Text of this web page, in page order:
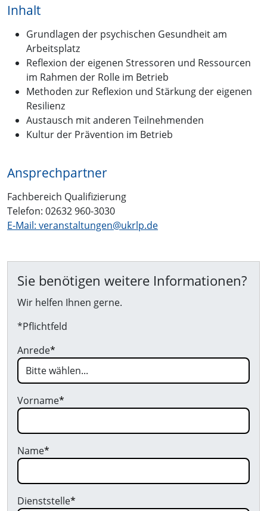
Inhalt
Grundlagen der psychischen Gesundheit am
Arbeitsplatz
Reflexion der eigenen Stressoren und Ressourcen
im Rahmen der Rolle im Betrieb
Methoden zur Reflexion und Stärkung der eigenen
Resilienz
Austausch mit anderen Teilnehmenden
Kultur der Prävention im Betrieb
Ansprechpartner
Fachbereich Qualifizierung
Telefon: 02632 960-3030
E-Mail: veranstaltungen@ukrlp.de
Sie benötigen weitere Informationen?
Wir helfen Ihnen gerne.
*Pflichtfeld
Anrede*
Vorname*
Name*
Dienststelle*